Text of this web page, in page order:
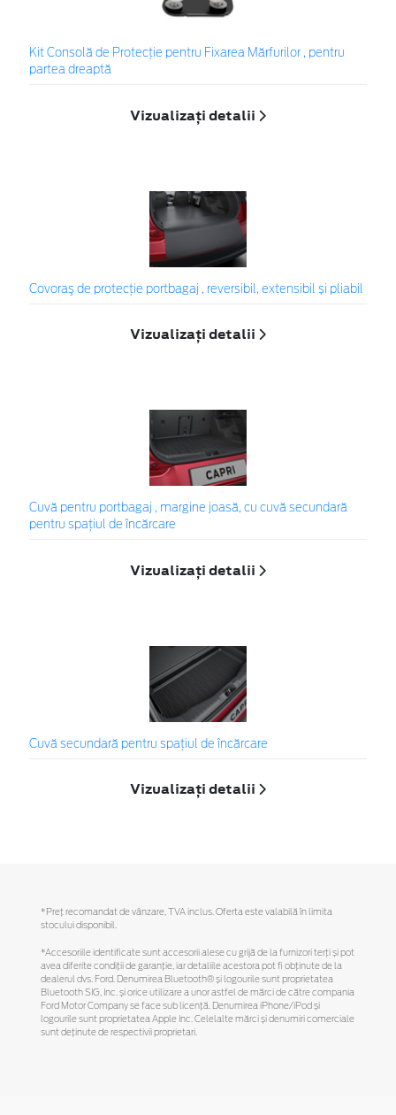
Kit Consolă de Protecție pentru Fixarea Mărfurilor , pentru
partea dreaptă
Vizualizați detalii
Covoraş de protecţie portbagaj , reversibil, extensibil și pliabil
Vizualizați detalii
Cuvă pentru portbagaj , margine joasă, cu cuvă secundară
pentru spațiul de încărcare
Vizualizați detalii
Cuvă secundară pentru spațiul de încărcare
Vizualizați detalii
*Preţ recomandat de vânzare, TVA inclus. Oferta este valabilă în limita
stocului disponibil.
*Accesoriile identificate sunt accesorii alese cu grijă de la furnizori terți și pot
avea diferite condiții de garanție, iar detaliile acestora pot fi obținute de la
dealerul dvs. Ford. Denumirea Bluetooth® și logourile sunt proprietatea
Bluetooth SIG, Inc. și orice utilizare a unor astfel de mărci de către compania
Ford Motor Company se face sub licență. Denumirea iPhone/iPod și
logourile sunt proprietatea Apple Inc. Celelalte mărci și denumiri comerciale
sunt deținute de respectivii proprietari.